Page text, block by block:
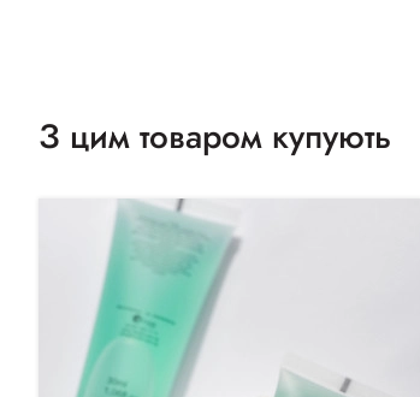
З цим товаром купують